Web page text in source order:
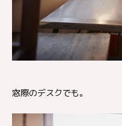
窓際のデスクでも。